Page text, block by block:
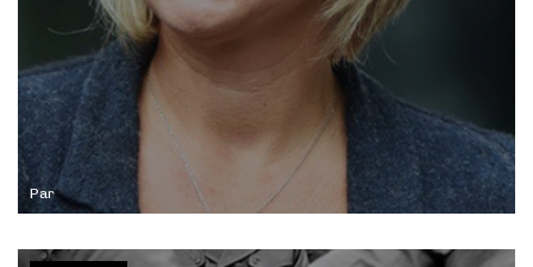
Par